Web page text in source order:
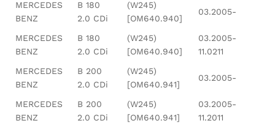
MERCEDES
BENZ
B 180
2.0 CDi
(W245)
[OM640.940]
03.2005-
MERCEDES
BENZ
B 180
2.0 CDi
(W245)
[OM640.940]
03.2005-
11.0211
MERCEDES
BENZ
B 200
2.0 CDi
(W245)
[OM640.941]
03.2005-
MERCEDES
BENZ
B 200
2.0 CDi
(W245)
[OM640.941]
03.2005-
11.2011